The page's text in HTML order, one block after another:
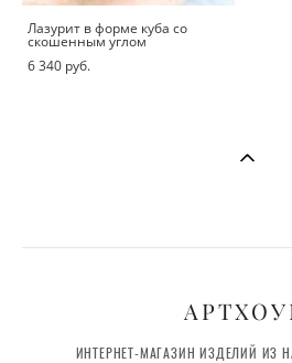
Лазурит в форме куба со
скошенным углом
6 340 pуб.
ИНТЕРНЕТ-МАГАЗИН ИЗДЕЛИЙ ИЗ